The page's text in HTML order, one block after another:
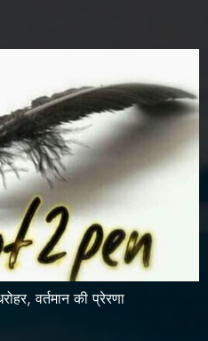
वर्तमान की प्रेरणा